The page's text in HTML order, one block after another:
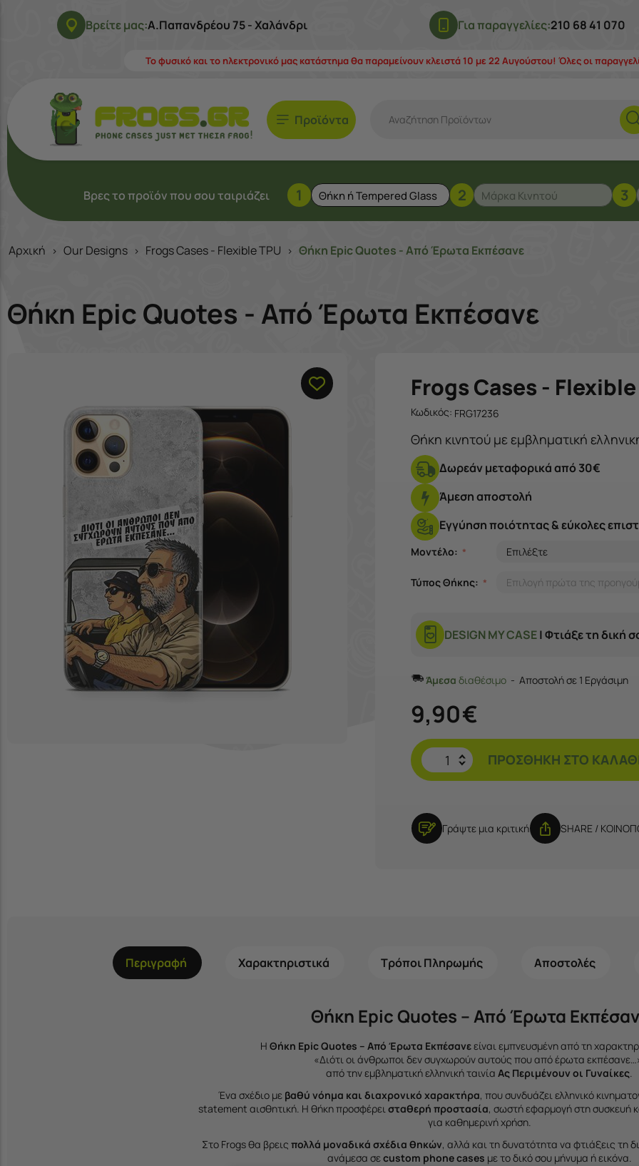
Βρείτε μας:Α.Παπανδρέου 75 - Χαλάνδρι Για παραγγελίες:210 68 41 070
Το φυσικό και το ηλεκτρονικό μας κατάστημα θα παραμείνουν κλειστά 10 με 22 Αυγούστου! Όλες οι
Προϊόντα
Βρες το προϊόν που σου ταιριάζει 1 2 3
Αρχική > Our Designs > Frogs Cases - Flexible TPU > Θήκη Epic Quotes - Από Έρωτα Εκπέσανε
Θήκη Epic Quotes - Από Έρωτα Εκπέσανε
Frogs Cases - Flexible
Κωδικός: FRG17236
Θήκη κινητού με εμβληματική
Δωρεάν μεταφορικά από 30€
Άμεση αποστολή
Εγγύηση ποιότητας & εύκολες
Μοντέλο:
Τύπος Θήκης:
DESIGN MY CASE| Φτιάξε τη δική
Άμεσαδιαθέσιμο Αποστολή σε 1 Εργάσιμη
9,90€
ΠΡΟΣΘΉΚΗ ΣΤΟ
Γράψτε μια κριτική SHARE /
Περιγραφή Χαρακτηριστικά Τρόποι Πληρωμής Αποστολές
Θήκη Epic Quotes – Από Έρωτα
Η Θήκη Epic Quotes – Από Έρωτα Εκπέσανεείναι εμπνευσμένη από τη
«Διότι οι άνθρωποι δεν συγχωρούν αυτούς που από έρωτα
από την εμβληματική ελληνική ταινία Ας Περιμένουν οι Γυναίκες.
Ένα σχέδιο με βαθύ νόημα και διαχρονικό χαρακτήρα, που συνδυάζει ελληνικό
statement αισθητική. Η θήκη προσφέρεισταθερή προστασία, σωστή εφαρμογή στη συσκευή
για καθημερινή χρήση.
Στο Frogsθα βρεις πολλά μοναδικά σχέδια θηκών, αλλά και τη δυνατότητα να φτιάξεις τη
ανάμεσα σεcustom phone cases με το δικό σου μήνυμα ή εικόνα.